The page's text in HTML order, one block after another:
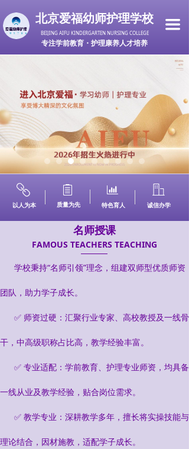
北京爱福幼师护理学校
BEIJING AIFU KINDERGARTEN NURSING COLLEGE
专注学前教育・护理康养人才培养
끀
名师授课
FAMOUS TEACHERS TEACHING
以人为本
ꁓ
质量为先
ꁩ
特色育人
ꀄ
诚信办学
ꀶ
学校秉持“名师引领”理念，组建双师型优质师资
团队，助力学子成长。
✅ 师资过硬：汇聚行业专家、高校教授及一线骨
干，中高级职称占比高，教学经验丰富。
✅ 专业适配：学前教育、护理专业师资，均具备
一线从业及教学经验，贴合岗位需求。
✅ 教学专业：深耕教学多年，擅长将实操技能与
理论结合，因材施教，适配学子成长。